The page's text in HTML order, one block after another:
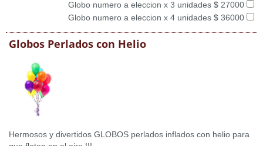
Globo numero a eleccion x 3 unidades $ 27000
Globo numero a eleccion x 4 unidades $ 36000
Globos Perlados con Helio
Hermosos y divertidos GLOBOS perlados inflados con helio para